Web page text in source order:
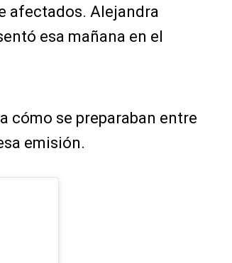
afectados. Alejandra
esa mañana en el
cómo se preparaban entre
emisión.